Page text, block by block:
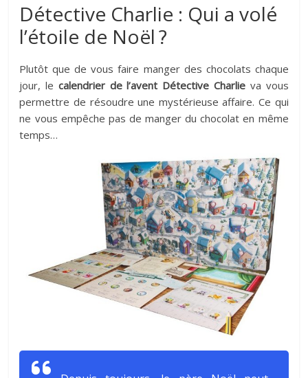
Détective Charlie : Qui a volé
l’étoile de Noël ?
Plutôt que de vous faire manger des chocolats chaque
jour, le calendrier de l’avent Détective Charlie va vous
permettre de résoudre une mystérieuse affaire. Ce qui
ne vous empêche pas de manger du chocolat en même
temps…